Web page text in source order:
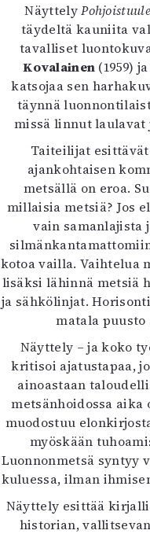
5/
Näyttely
täydeltä kauniita
tavalliset
Kovalainen (1959) ja
katsojaa sen
täynnä
missä linnut
Taiteilijat
ajankohtaisen
metsällä on eroa.
millaisia metsiä? Jos
vain samanlajista
kotoa vailla. Vaihtelua
lisäksi lähinnä metsiä
ja sähkölinjat.
matala puusto
Näyttely – ja koko
kritisoi ajatustapaa,
ainoastaan
metsänhoidossa aika
muodostuu
myöskään
Luonnonmetsä syntyy
kuluessa, ilman
Näyttely esittää
historian,